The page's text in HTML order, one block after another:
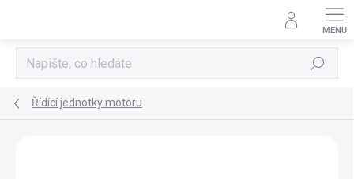
Hledat
Řídící jednotky motoru